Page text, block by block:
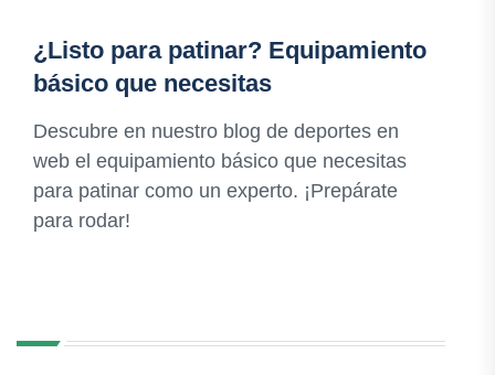
¿Listo para patinar? Equipamiento
básico que necesitas
Descubre en nuestro blog de deportes en
web el equipamiento básico que necesitas
para patinar como un experto. ¡Prepárate
para rodar!